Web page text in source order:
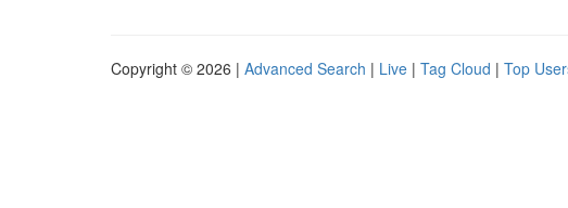
Copyright © 2026 | Advanced Search | Live | Tag Cloud | Top